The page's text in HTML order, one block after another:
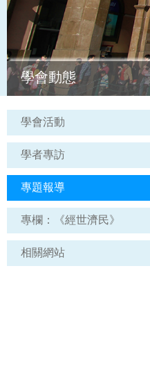
學會動態
學會活動
學者專訪
專題報導
專欄：《經世濟民》
相關網站